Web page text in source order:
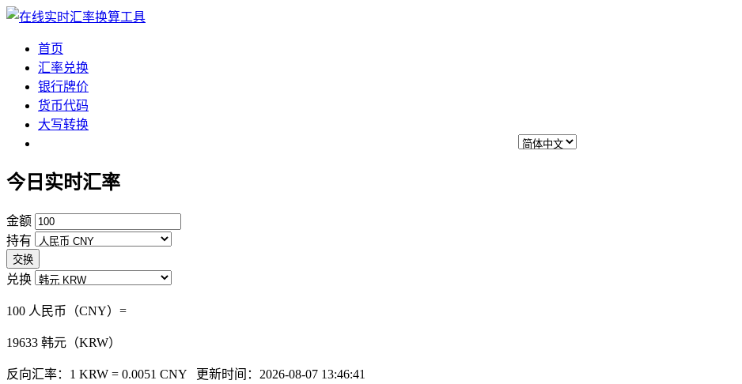
首页
汇率兑换
银行牌价
货币代码
大写转换
今日实时汇率
金额
持有
交换
兑换
100 人民币（CNY）=
19633 韩元（KRW）
反向汇率：1 KRW = 0.0051 CNY 更新时间：2026-08-07 13:46:41